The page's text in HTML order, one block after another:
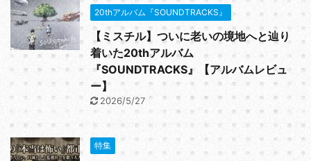
20thアルバム『SOUNDTRACKS』
【ミスチル】ついに老いの境地へと辿り
着いた20thアルバム
『SOUNDTRACKS』【アルバムレビュ
ー】
2026/5/27
特集